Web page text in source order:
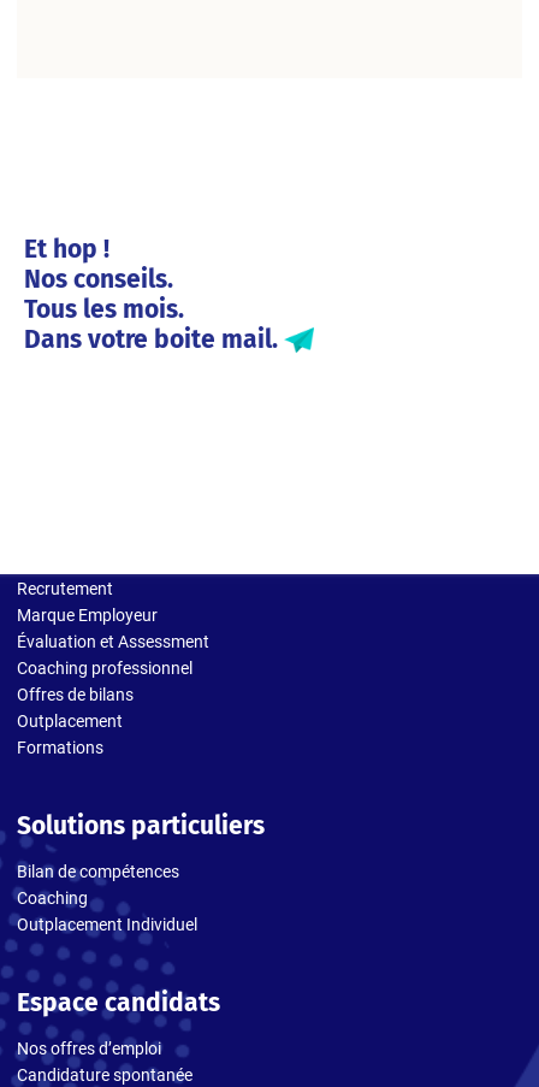
Et hop !
Nos conseils.
Tous les mois.
Dans votre boite mail.
Recrutement
Marque Employeur
Évaluation et Assessment
Coaching professionnel
Offres de bilans
Outplacement
Formations
Solutions particuliers
Bilan de compétences
Coaching
Outplacement Individuel
Espace candidats
Nos offres d’emploi
Candidature spontanée